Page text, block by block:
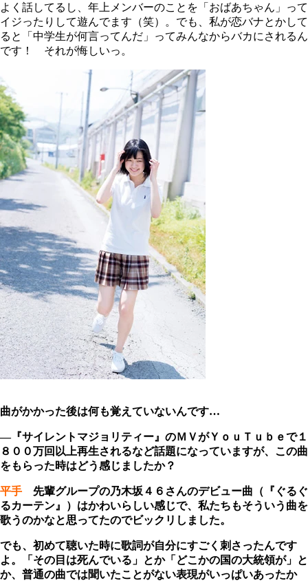
よく話してるし、年上メンバーのことを「おばあちゃん」って
イジったりして遊んでます（笑）。でも、私が恋バナとかして
ると「中学生が何言ってんだ」ってみんなからバカにされるん
です！ それが悔しいっ。
曲がかかった後は何も覚えていないんです…
―『サイレントマジョリティー』のＭＶがＹｏｕＴｕｂｅで１
８００万回以上再生されるなど話題になっていますが、この曲
をもらった時はどう感じましたか？
平手 先輩グループの乃木坂４６さんのデビュー曲（『ぐるぐ
るカーテン』）はかわいらしい感じで、私たちもそういう曲を
歌うのかなと思ってたのでビックリしました。
でも、初めて聴いた時に歌詞が自分にすごく刺さったんです
よ。「その目は死んでいる」とか「どこかの国の大統領が」と
か、普通の曲では聞いたことがない表現がいっぱいあったか